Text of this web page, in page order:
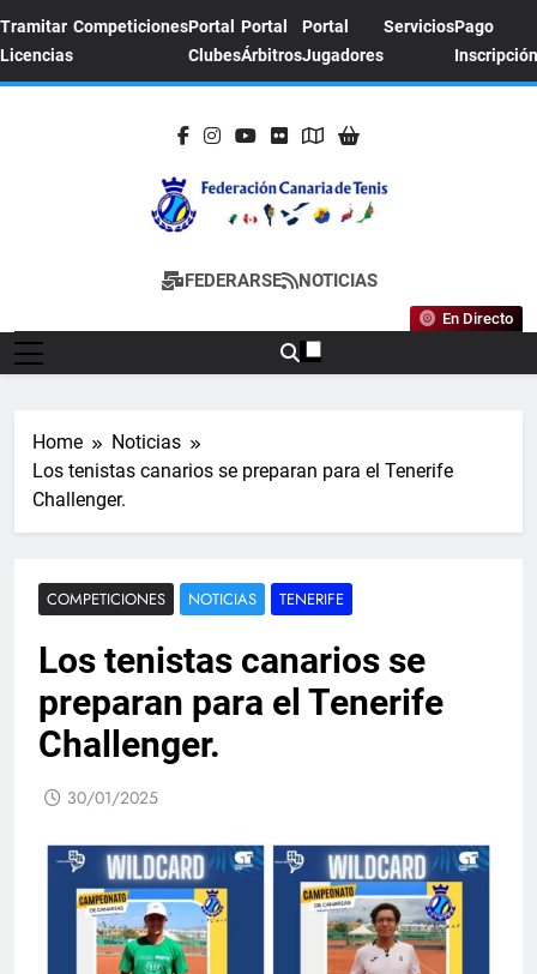
Tramitar
Licencias
CompeticionesPortal
Clubes
Portal
Árbitros
Portal
Jugadores
ServiciosPago
Inscripción
FEDERACION
CANARIA DE
TENIS
Sitio Oficial De La Federación Canaria De
FEDERARSE NOTICIAS
En Directo
Home
Noticias
Los tenistas canarios se preparan para el Tenerife
Challenger.
COMPETICIONES NOTICIAS TENERIFE
Los tenistas canarios se
preparan para el Tenerife
Challenger.
30/01/2025